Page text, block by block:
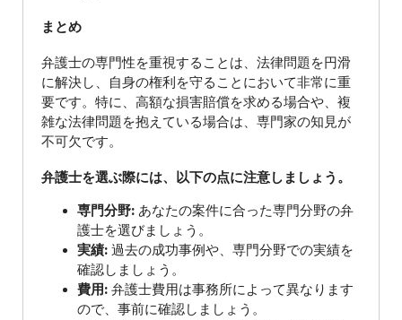
まとめ
弁護士の専門性を重視することは、法律問題を円滑
に解決し、自身の権利を守ることにおいて非常に重
要です。特に、高額な損害賠償を求める場合や、複
雑な法律問題を抱えている場合は、専門家の知見が
不可欠です。
弁護士を選ぶ際には、以下の点に注意しましょう。
専門分野: あなたの案件に合った専門分野の弁
護士を選びましょう。
実績: 過去の成功事例や、専門分野での実績を
確認しましょう。
費用: 弁護士費用は事務所によって異なります
ので、事前に確認しましょう。